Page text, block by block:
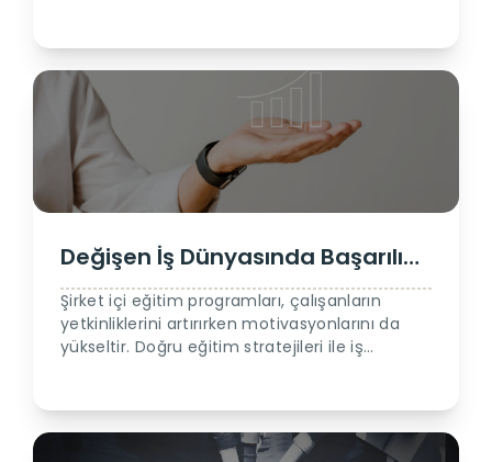
Değişen İş Dünyasında Başarılı
Olmanın Anahtarları
Şirket içi eğitim programları, çalışanların
yetkinliklerini artırırken motivasyonlarını da
yükseltir. Doğru eğitim stratejileri ile iş